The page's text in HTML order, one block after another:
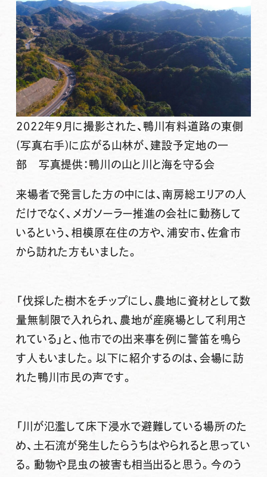
2022年9月に撮影された、鴨川有料道路の東側
(写真右手)に広がる山林が、建設予定地の一
部 写真提供：鴨川の山と川と海を守る会
来場者で発言した方の中には、南房総エリアの人
だけでなく、メガソーラー推進の会社に勤務して
いるという、相模原在住の方や、浦安市、佐倉市
から訪れた方もいました。
「伐採した樹木をチップにし、農地に資材として数
量無制限で入れられ、農地が産廃場として利用さ
れている」と、他市での出来事を例に警笛を鳴ら
す人もいました。以下に紹介するのは、会場に訪
れた鴨川市民の声です。
「川が氾濫して床下浸水で避難している場所のた
め、土石流が発生したらうちはやられると思ってい
る。動物や昆虫の被害も相当出ると思う。今のう